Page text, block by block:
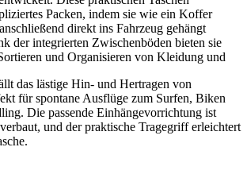
Packen, indem sie wie ein Koffer
direkt ins Fahrzeug gehängt
der integrierten Zwischenböden bieten sie
und Organisieren von Kleidung und
das lästige Hin- und Hertragen von
für spontane Ausflüge zum Surfen, Biken
Die passende Einhängevorrichtung ist
und der praktische Tragegriff erleichtert